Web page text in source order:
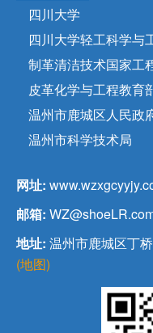
四川大学
四川大学轻工科学与
制革清洁技术国家工
皮革化学与工程教育
温州市鹿城区人民政
温州市科学技术局
网址:
邮箱:
地址: 温州市鹿城区丁
(地图)